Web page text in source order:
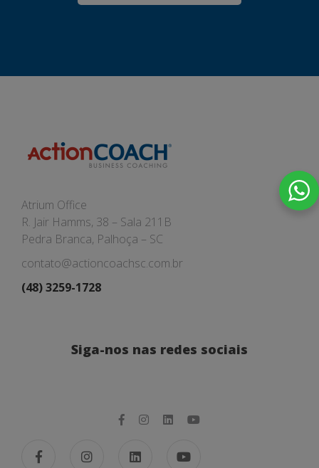
Atrium Office
R. Jair Hamms, 38 – Sala 211B
Pedra Branca, Palhoça – SC
contato@actioncoachsc.com.br
(48) 3259-1728
Siga-nos nas redes sociais